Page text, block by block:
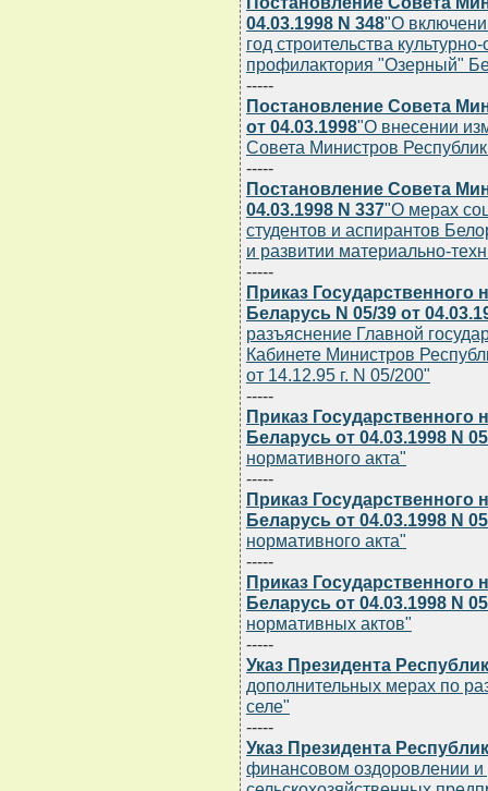
04.03.1998 N 348"О
год строительства
профилактория "Озерный"
-----
Постановление Совета
от 04.03.1998"О внесении
Совета Министров
-----
Постановление Совета
04.03.1998 N 337"О мерах
студентов и аспирантов
и развитии материально-
-----
Приказ Государственного
Беларусь N 05/39 от
разъяснение Главной
Кабинете Министров
от 14.12.95 г. N 05/200"
-----
Приказ Государственного
Беларусь от 04.03.1998 N
нормативного акта"
-----
Приказ Государственного
Беларусь от 04.03.1998 N
нормативного акта"
-----
Приказ Государственного
Беларусь от 04.03.1998 N
нормативных актов"
-----
Указ Президента
дополнительных мерах по
селе"
-----
Указ Президента
финансовом оздоровлении